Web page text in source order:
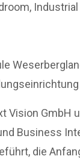
Vision GmbH
Business
die